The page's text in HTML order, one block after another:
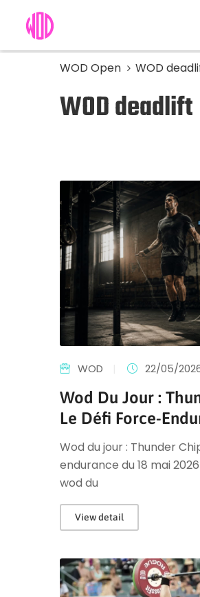
WOD Open WOD
WOD deadlift
WOD 22/05/
Wod Du Jour :
Le Défi Force-
Wod du jour : Thunder
endurance du 18 mai
wod du
View detail